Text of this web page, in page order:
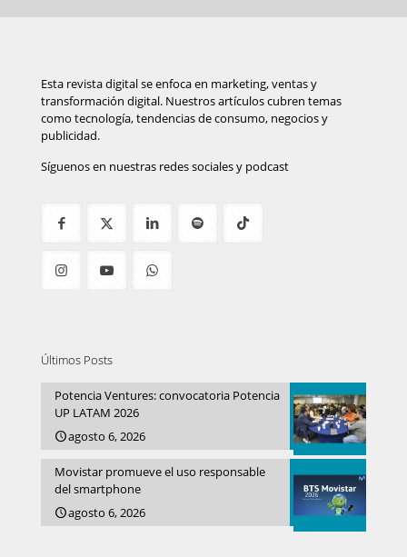
Esta revista digital se enfoca en marketing, ventas y
transformación digital. Nuestros artículos cubren temas
como tecnología, tendencias de consumo, negocios y
publicidad.
Síguenos en nuestras redes sociales y podcast
Últimos Posts
Potencia Ventures: convocatoria Potencia
UP LATAM 2026
agosto 6, 2026
Movistar promueve el uso responsable
del smartphone
agosto 6, 2026